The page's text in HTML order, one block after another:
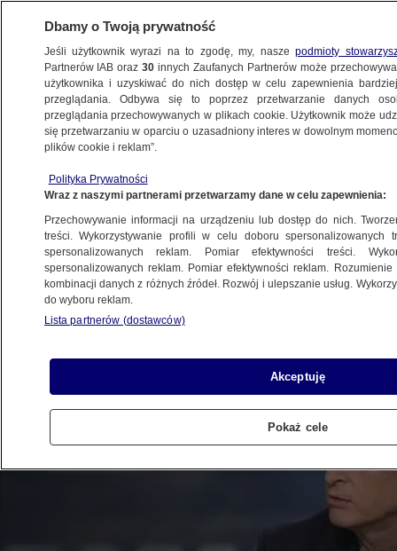
KONKRET24
POLITYKA
Konstytucyjnej. Kiedy może wezwać?
Piotr Jaźwiński
3.04.2024, 13:20
Udostępnij
Dbamy o Twoją prywatność
Jeśli użytkownik wyrazi na to zgodę, my, naszepodmioty
Partnerów IAB oraz30 innych Zaufanych Partnerów może
użytkownika i uzyskiwać do nich dostęp w celu zapewnienia
przeglądania. Odbywa się to poprzez przetwarzanie danych
przeglądania przechowywanych w plikach cookie. Użytkownik może
się przetwarzaniu w oparciu o uzasadniony interes w dowolnym
plików cookie i reklam”.
Polityka Prywatności
Wraz z naszymi partnerami przetwarzamy dane w celu zapewnienia:
Przechowywanie informacji na urządzeniu lub dostęp do nich.
treści. Wykorzystywanie profili w celu doboru spersonalizowanych
spersonalizowanych reklam. Pomiar efektywności treści.
spersonalizowanych reklam. Pomiar efektywności reklam.
kombinacji danych z różnych źródeł. Rozwój i ulepszanie usług.
do wyboru reklam.
Lista partnerów (dostawców)
Akceptuję
Pokaż cele